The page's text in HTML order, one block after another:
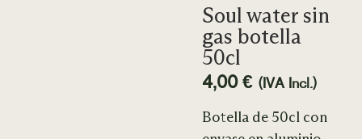
Soul water sin
gas botella
50cl
4,00€ (IVA Incl.)
Botella de 50cl con